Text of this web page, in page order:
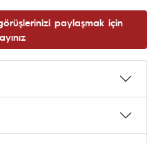
paylaşmak için